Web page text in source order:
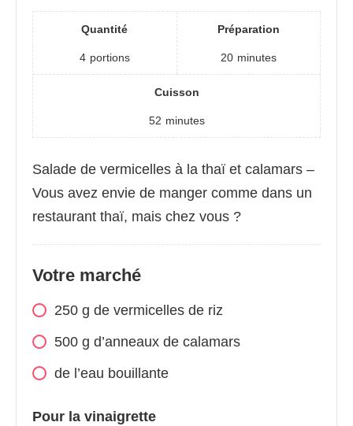
Quantité
4 portions
Préparation
20 minutes
Cuisson
52 minutes
Salade de vermicelles à la thaï et calamars –
Vous avez envie de manger comme dans un
restaurant thaï, mais chez vous ?
Votre marché
250 g de vermicelles de riz
500 g d’anneaux de calamars
de l’eau bouillante
Pour la vinaigrette